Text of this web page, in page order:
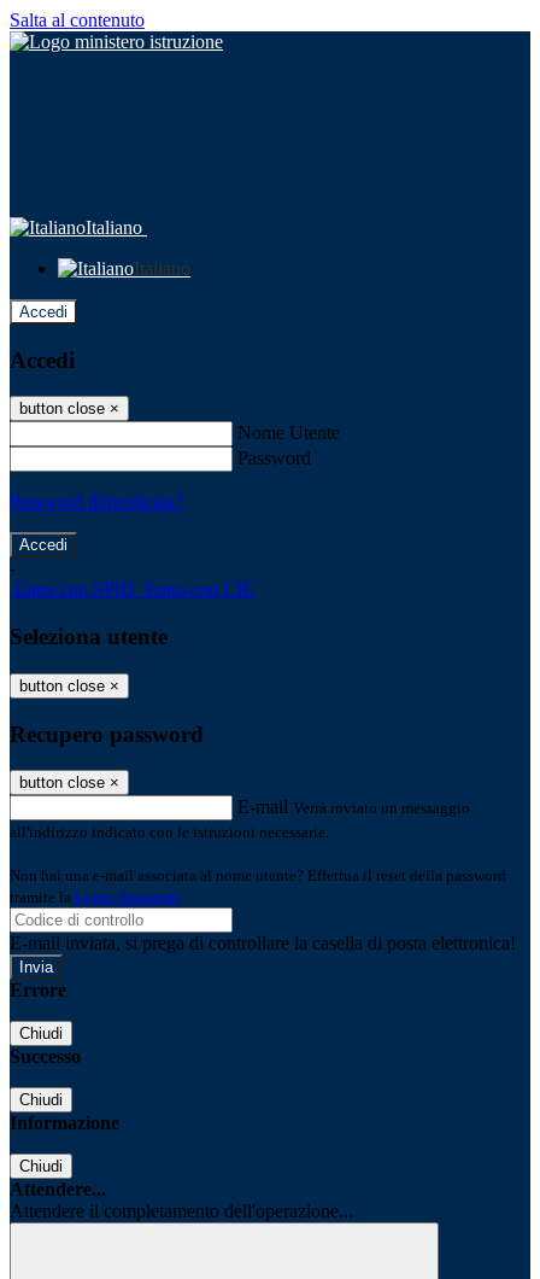
Salta al contenuto
Italiano
Italiano
Accedi
Accedi
button close ×
Nome Utente
Password
Password dimenticata?
-
Entra con SPID Entra con CIE
Seleziona utente
button close ×
Recupero password
button close ×
E-mail Verrà inviato un messaggio
all'indirizzo indicato con le istruzioni necessarie.
Non hai una e-mail associata al nome utente? Effettua il reset della password
tramite la Login Spaggiari
E-mail inviata, si prega di controllare la casella di posta elettronica!
Errore
Chiudi
Successo
Chiudi
Informazione
Chiudi
Attendere...
Attendere il completamento dell'operazione...